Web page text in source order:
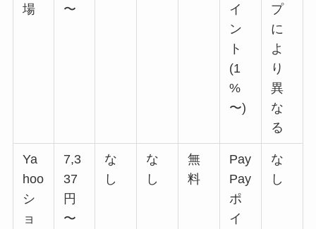
場
〜
イ
ン
ト
(1
%
〜)
プ
に
よ
り
異
な
る
Ya
hoo
シ
ョ
7,3
37
円
〜
な
し
な
し
無
料
Pay
Pay
ポ
イ
な
し